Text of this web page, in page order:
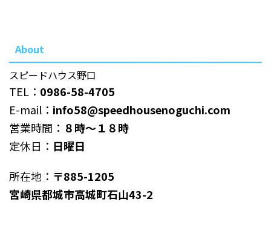
About
スピードハウス野口
TEL： 0986-58-4705
E-mail： info58@speedhousenoguchi.com
営業時間： ８時～１８時
定休日： 日曜日
所在地： 〒885-1205
宮崎県都城市高城町石山43-2